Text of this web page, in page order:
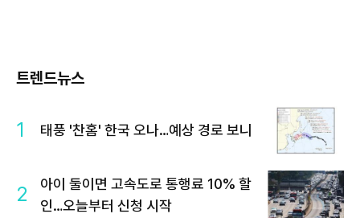
트렌드뉴스
1 태풍 '찬홈' 한국 오나…예상 경로 보니
2
아이 둘이면 고속도로 통행료 10% 할
인…오늘부터 신청 시작